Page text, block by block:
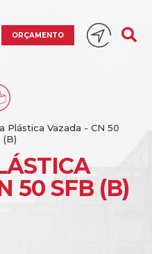
ORÇAMENTO
Plástica Vazada - CN 50
(B)
50 SFB (B)